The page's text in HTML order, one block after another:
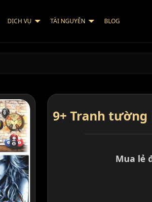
DỊCH VỤ TÀI NGUYÊN BLOG
9+ Tranh tường
Mua lẻ